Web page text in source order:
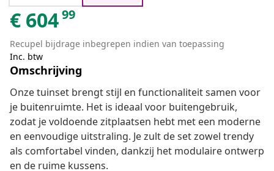
€ 60499
Recupel bijdrage inbegrepen indien van toepassing
Inc. btw
Omschrijving
Onze tuinset brengt stijl en functionaliteit samen voor
je buitenruimte. Het is ideaal voor buitengebruik,
zodat je voldoende zitplaatsen hebt met een moderne
en eenvoudige uitstraling. Je zult de set zowel trendy
als comfortabel vinden, dankzij het modulaire ontwerp
en de ruime kussens.